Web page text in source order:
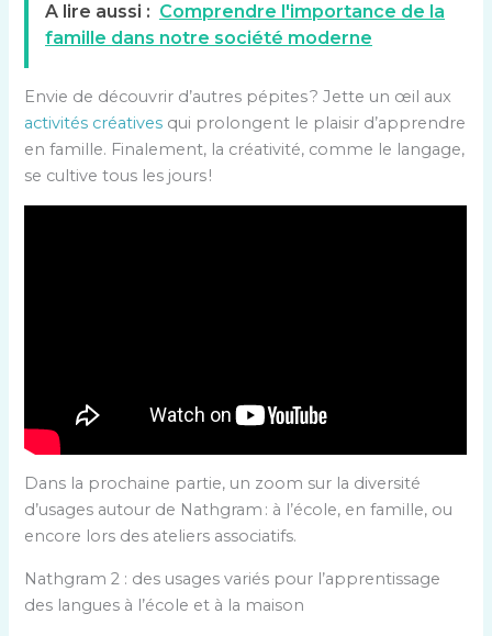
A lire aussi : Comprendre l'importance de la
famille dans notre société moderne
Envie de découvrir d’autres pépites ? Jette un œil aux
activités créatives qui prolongent le plaisir d’apprendre
en famille. Finalement, la créativité, comme le langage,
se cultive tous les jours !
Dans la prochaine partie, un zoom sur la diversité
d’usages autour de Nathgram : à l’école, en famille, ou
encore lors des ateliers associatifs.
Nathgram 2 : des usages variés pour l’apprentissage
des langues à l’école et à la maison